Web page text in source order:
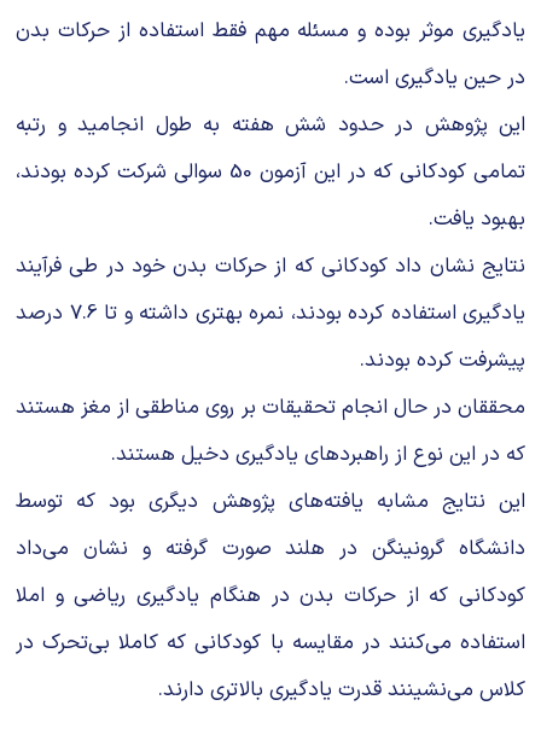
یادگیری موثر بوده و مسئله مهم فقط استفاده از حرکات بدن
در حین یادگیری است.
این پژوهش در حدود شش هفته به طول انجامید و رتبه
تمامی کودکانی که در این آزمون 50 سوالی شرکت کرده بودند،
بهبود یافت.
نتایج نشان داد کودکانی که از حرکات بدن خود در طی فرآیند
یادگیری استفاده کرده بودند، نمره بهتری داشته و تا 7.6 درصد
پیشرفت کرده بودند.
محققان در حال انجام تحقیقات بر روی مناطقی از مغز هستند
که در این نوع از راهبردهای یادگیری دخیل هستند.
این نتایج مشابه یافته‌های پژوهش دیگری بود که توسط
دانشگاه گرونینگن در هلند صورت گرفته و نشان می‌داد
کودکانی که از حرکات بدن در هنگام یادگیری ریاضی و املا
استفاده می‌کنند در مقایسه با کودکانی که کاملا بی‌تحرک در
کلاس می‌نشینند قدرت یادگیری بالاتری دارند.